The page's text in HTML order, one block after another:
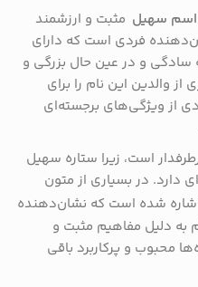
سهیل مثبت و ارزشمند
فردی است که دارای
سادگی و در عین حال بزرگی و
والدین این نام را برای
از ویژگی‌های برجسته‌ای
است، زیرا ستاره سهیل
دارد. در بسیاری از متون
شده است که نشان‌دهنده
دلیل مفاهیم مثبت و
محبوب و پرکاربرد باقی